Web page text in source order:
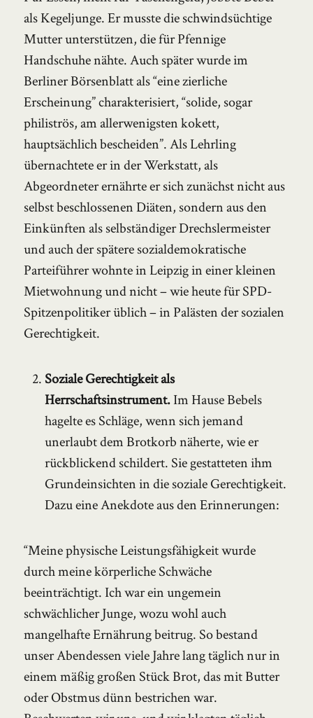
als Kegeljunge. Er musste die schwindsüchtige
Mutter unterstützen, die für Pfennige
Handschuhe nähte. Auch später wurde im
Berliner Börsenblatt als “eine zierliche
Erscheinung” charakterisiert, “solide, sogar
philiströs, am allerwenigsten kokett,
hauptsächlich bescheiden”. Als Lehrling
übernachtete er in der Werkstatt, als
Abgeordneter ernährte er sich zunächst nicht aus
selbst beschlossenen Diäten, sondern aus den
Einkünften als selbständiger Drechslermeister
und auch der spätere sozialdemokratische
Parteiführer wohnte in Leipzig in einer kleinen
Mietwohnung und nicht – wie heute für SPD-
Spitzenpolitiker üblich – in Palästen der sozialen
Gerechtigkeit.
Soziale Gerechtigkeit als
Herrschaftsinstrument.Im Hause Bebels
hagelte es Schläge, wenn sich jemand
unerlaubt dem Brotkorb näherte, wie er
rückblickend schildert. Sie gestatteten ihm
Grundeinsichten in die soziale Gerechtigkeit.
Dazu eine Anekdote aus den Erinnerungen:
“Meine physische Leistungsfähigkeit wurde
durch meine körperliche Schwäche
beeinträchtigt. Ich war ein ungemein
schwächlicher Junge, wozu wohl auch
mangelhafte Ernährung beitrug. So bestand
unser Abendessen viele Jahre lang täglich nur in
einem mäßig großen Stück Brot, das mit Butter
oder Obstmus dünn bestrichen war.